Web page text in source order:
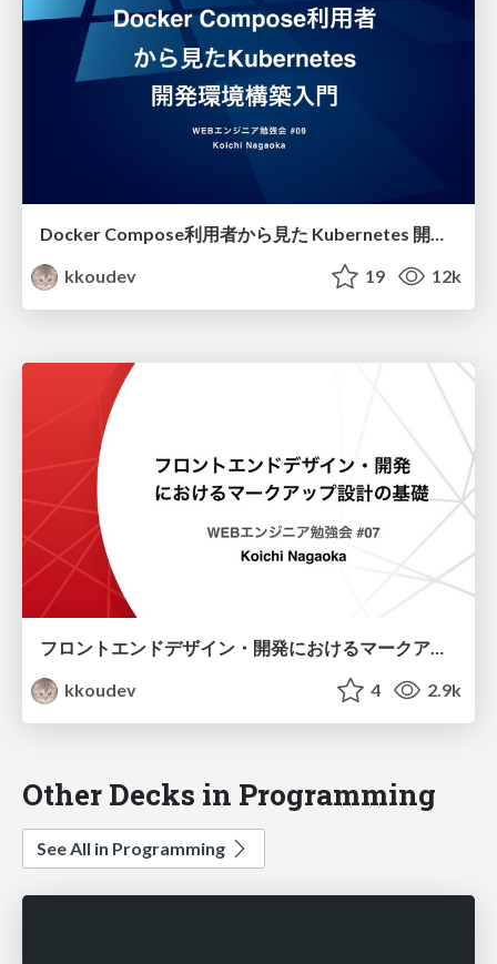
Docker Compose利用者から見た Kubernetes 開発環境構築入門 / introduction to kubernetes for docker compose user
kkoudev
19 12k
フロントエンドデザイン・開発におけるマークアップ設計の基礎 / frontend markup design basics
kkoudev
4 2.9k
Other Decks in Programming
See All in Programming